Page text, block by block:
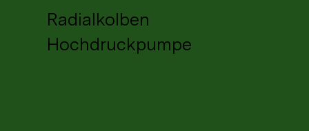
Radialkolben
Hochdruckpumpe